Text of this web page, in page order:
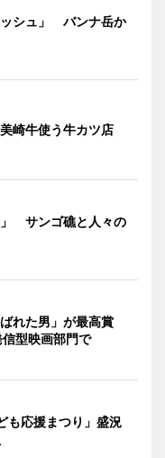
シュ」 バンナ岳か
崎牛使う牛カツ店
サンゴ礁と人々の
れた男」が最高賞
型映画部門で
も応援まつり」盛況